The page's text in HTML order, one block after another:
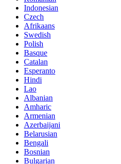
Indonesian
Czech
Afrikaans
Swedish
Polish
Basque
Catalan
Esperanto
Hindi
Lao
Albanian
Amharic
Armenian
Azerbaijani
Belarusian
Bengali
Bosnian
Bulgarian